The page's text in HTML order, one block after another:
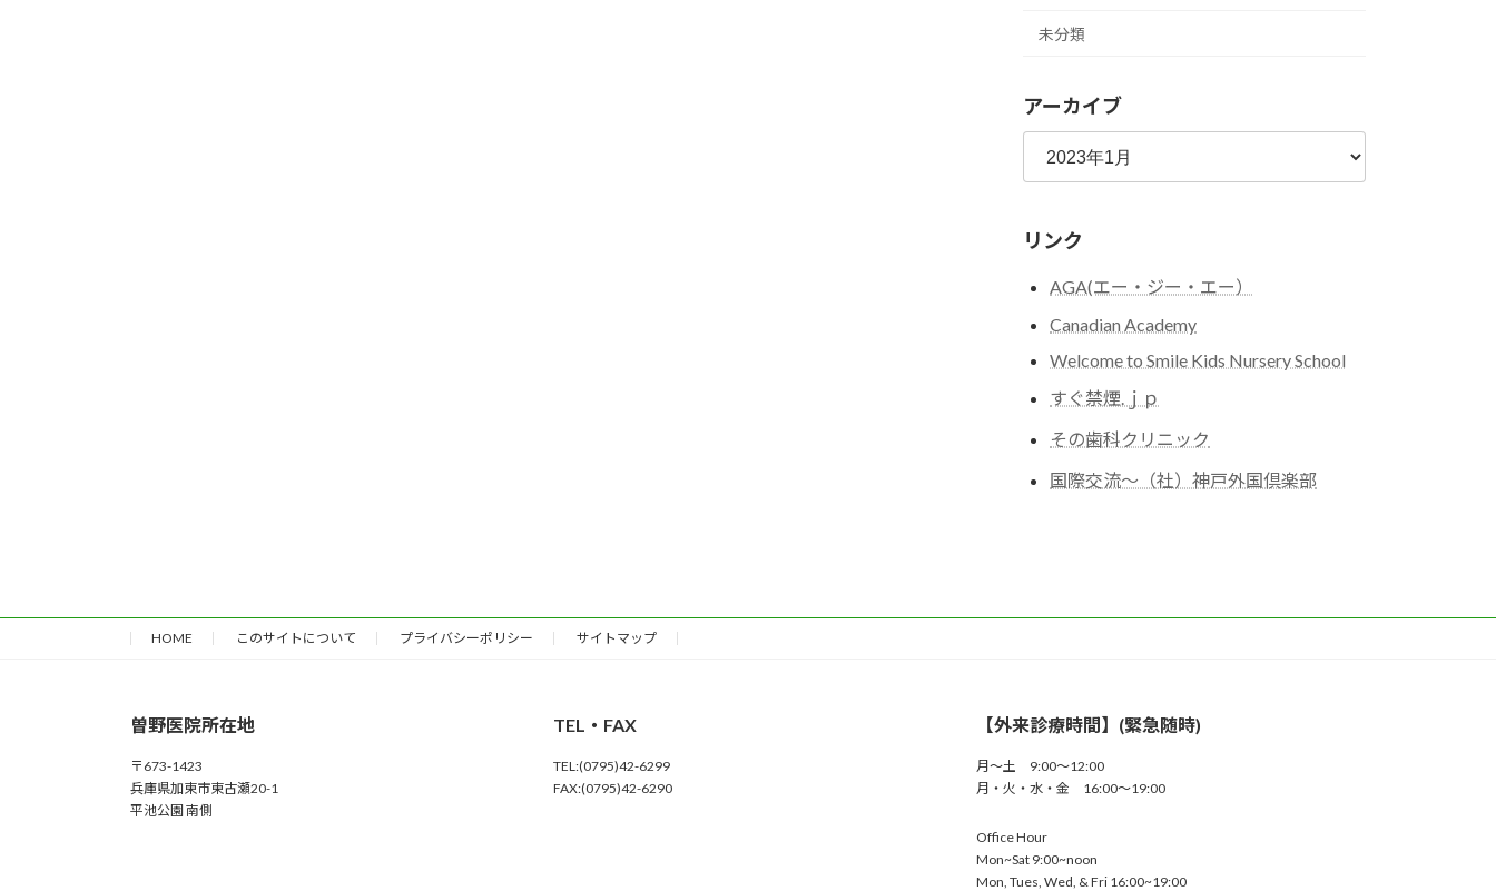
未分類
アーカイブ
ア
カ
ブ
リンク
AGA(エー・ジー・エー）
Canadian Academy
Welcome to Smile Kids Nursery School
すぐ禁煙.ｊｐ
その歯科クリニック
国際交流～（社）神戸外国倶楽部
HOME このサイトについて プライバシーポリシー サイトマップ
曽野医院所在地
〒673-1423
兵庫県加東市東古瀬20-1
平池公園 南側
TEL・FAX
TEL:(0795)42-6299
FAX:(0795)42-6290
【外来診療時間】(緊急随時)
月～土 9:00～12:00
月・火・水・金 16:00～19:00
Office Hour
Mon~Sat 9:00~noon
Mon, Tues, Wed, & Fri 16:00~19:00